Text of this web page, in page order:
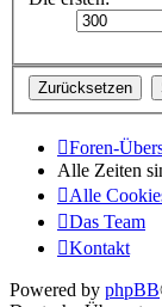
Foren-
Alle Zeiten
Alle
Das Team
Kontakt
Powered by phpBB